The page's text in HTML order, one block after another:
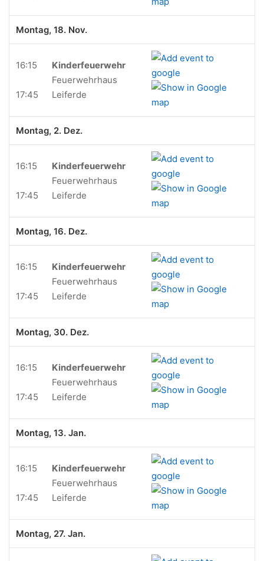
Montag, 18. Nov.
16:15
17:45
Kinderfeuerwehr
Feuerwehrhaus
Leiferde
Montag, 2. Dez.
16:15
17:45
Kinderfeuerwehr
Feuerwehrhaus
Leiferde
Montag, 16. Dez.
16:15
17:45
Kinderfeuerwehr
Feuerwehrhaus
Leiferde
Montag, 30. Dez.
16:15
17:45
Kinderfeuerwehr
Feuerwehrhaus
Leiferde
Montag, 13. Jan.
16:15
17:45
Kinderfeuerwehr
Feuerwehrhaus
Leiferde
Montag, 27. Jan.